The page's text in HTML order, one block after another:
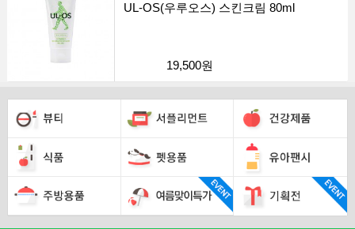
UL-OS(우루오스) 스킨크림 80ml
19,500원